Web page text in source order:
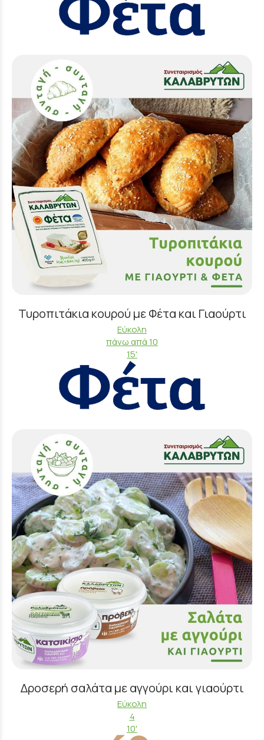
Τυροπιτάκια κουρού με Φέτα και Γιαούρτι
Εύκολη
πάνω απά 10
15'
Δροσερή σαλάτα με αγγούρι και γιαούρτι
Εύκολη
4
10'